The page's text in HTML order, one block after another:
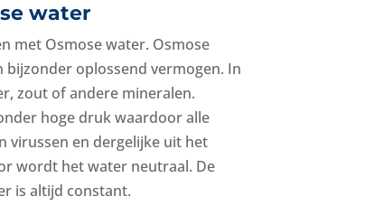
water
met Osmose water. Osmose
bijzonder oplossend vermogen. In
zout of andere mineralen.
hoge druk waardoor alle
virussen en dergelijke uit het
wordt het water neutraal. De
is altijd constant.